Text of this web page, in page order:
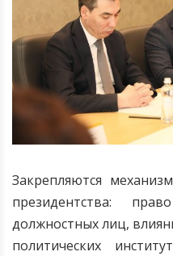
Закрепляются
президентства:
должностных лиц,
политических